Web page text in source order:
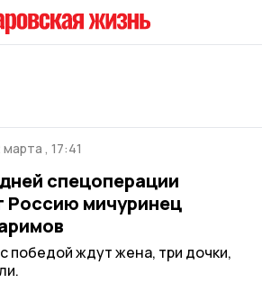
марта , 17:41
спецоперации
Россию мичуринец
победой ждут жена, три дочки,